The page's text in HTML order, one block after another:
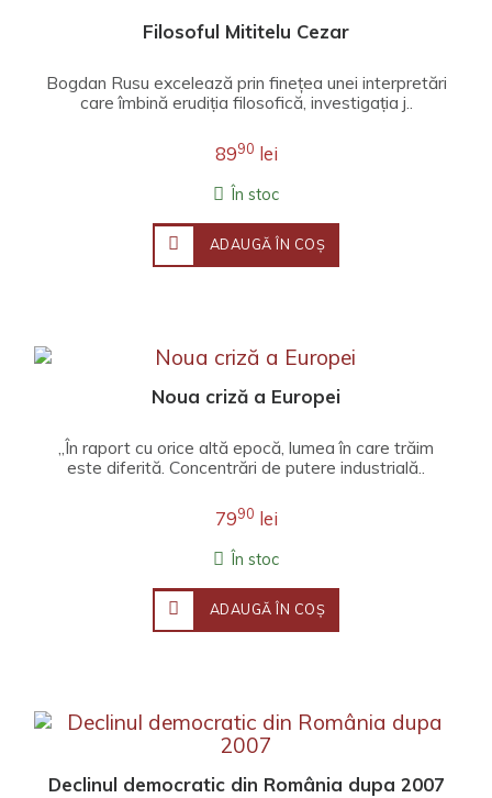
Filosoful Mititelu Cezar
Bogdan Rusu excelează prin finețea unei interpretări
care îmbină erudiția filosofică, investigația j..
8990 lei
În stoc
ADAUGĂ ÎN COŞ
Noua criză a Europei
„În raport cu orice altă epocă, lumea în care trăim
este diferită. Concentrări de putere industrială..
7990 lei
În stoc
ADAUGĂ ÎN COŞ
Declinul democratic din România dupa 2007